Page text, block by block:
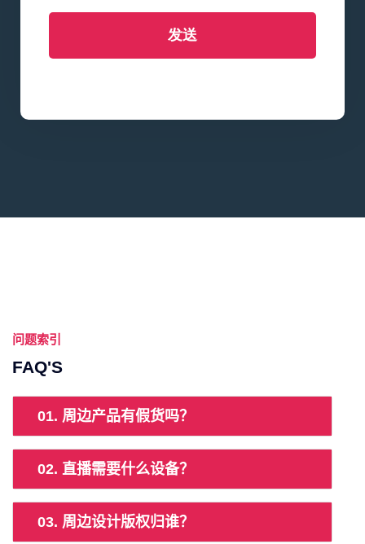
发送
问题索引
FAQ'S
01. 周边产品有假货吗？
02. 直播需要什么设备？
03. 周边设计版权归谁？